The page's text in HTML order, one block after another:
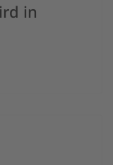
in